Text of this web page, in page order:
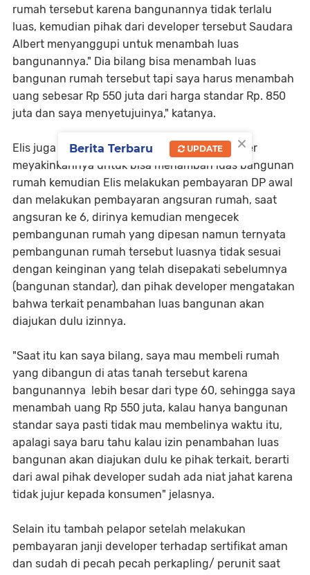
rumah tersebut karena bangunannya tidak terlalu
luas, kemudian pihak dari developer tersebut Saudara
Albert menyanggupi untuk menambah luas
bangunannya." Dia bilang bisa menambah luas
bangunan rumah tersebut tapi saya harus menambah
uang sebesar Rp 550 juta dari harga standar Rp. 850
juta dan saya menyetujuinya," katanya.
Elis juga menyebutkan setelah pihak developer
meyakinkannya untuk bisa menambah luas bangunan
rumah kemudian Elis melakukan pembayaran DP awal
dan melakukan pembayaran angsuran rumah, saat
angsuran ke 6, dirinya kemudian mengecek
pembangunan rumah yang dipesan namun ternyata
pembangunan rumah tersebut luasnya tidak sesuai
dengan keinginan yang telah disepakati sebelumnya
(bangunan standar), dan pihak developer mengatakan
bahwa terkait penambahan luas bangunan akan
diajukan dulu izinnya.
"Saat itu kan saya bilang, saya mau membeli rumah
yang dibangun di atas tanah tersebut karena
bangunannya lebih besar dari type 60, sehingga saya
menambah uang Rp 550 juta, kalau hanya bangunan
standar saya pasti tidak mau membelinya waktu itu,
apalagi saya baru tahu kalau izin penambahan luas
bangunan akan diajukan dulu ke pihak terkait, berarti
dari awal pihak developer sudah ada niat jahat karena
tidak jujur kepada konsumen" jelasnya.
Selain itu tambah pelapor setelah melakukan
pembayaran janji developer terhadap sertifikat aman
dan sudah di pecah pecah perkapling/ perunit saat
×
Berita Terbaru UPDATE